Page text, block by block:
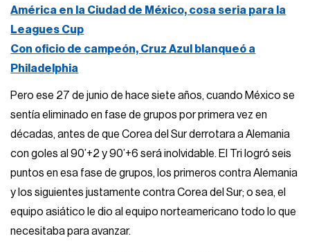
América en la Ciudad de México, cosa seria para la
Leagues Cup
Con oficio de campeón, Cruz Azul blanqueó a
Philadelphia
Pero ese 27 de junio de hace siete años, cuando México se
sentía eliminado en fase de grupos por primera vez en
décadas, antes de que Corea del Sur derrotara a Alemania
con goles al 90’+2 y 90’+6 será inolvidable. El Tri logró seis
puntos en esa fase de grupos, los primeros contra Alemania
y los siguientes justamente contra Corea del Sur; o sea, el
equipo asiático le dio al equipo norteamericano todo lo que
necesitaba para avanzar.